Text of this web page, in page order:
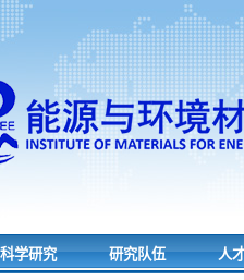
学研究 研究队伍 人